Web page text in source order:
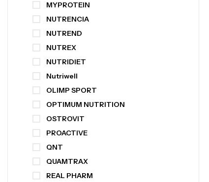
MYPROTEIN
NUTRENCIA
NUTREND
NUTREX
NUTRIDIET
Nutriwell
OLIMP SPORT
OPTIMUM NUTRITION
OSTROVIT
PROACTIVE
QNT
QUAMTRAX
REAL PHARM